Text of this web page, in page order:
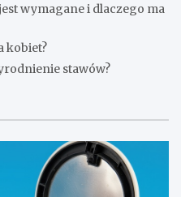
wymagane i dlaczego ma
kobiet?
stawów?